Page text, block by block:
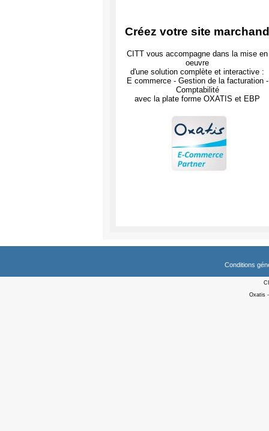
Créez votre site marchand
CITT vous accompagne dans la mise en
oeuvre
d'une solution complète et interactive :
E commerce - Gestion de la facturation -
Comptabilité
avec la plate forme OXATIS et EBP
Conditions
Oxatis